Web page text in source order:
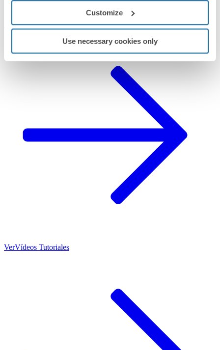
Customize
Use necessary cookies only
¿Te ha surgido alguna duda?
PedirAsistencia Técnica
VerVídeos Tutoriales